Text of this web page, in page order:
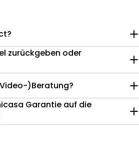
zurückgeben oder
)Beratung?
Garantie auf die